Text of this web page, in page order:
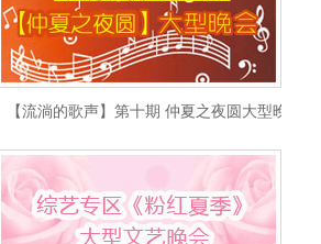
【流淌的歌声】第十期 仲夏之夜圆大型晚会